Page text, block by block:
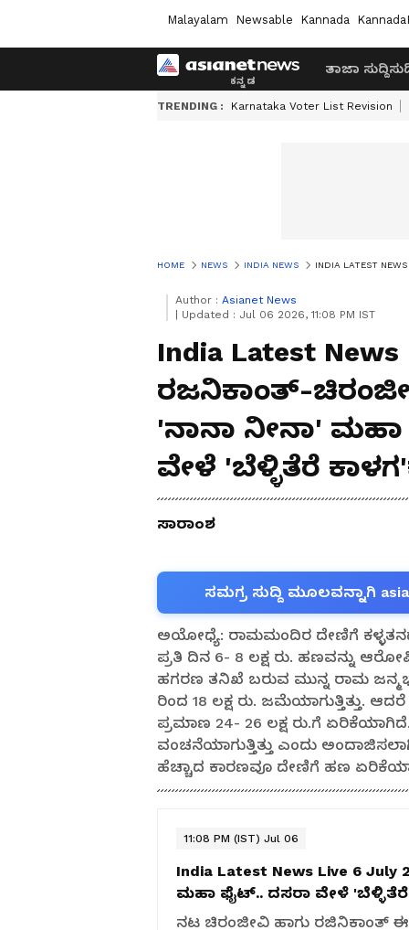
Malayalam Newsable Kannada
ತಾಜಾ ಸುದ್ದಿ
TRENDING : Karnataka Voter List Revision
HOME NEWS INDIA NEWS INDIA LATEST
Author : Asianet News
Updated : Jul 06 2026, 11:08 PM IST
India Latest News
ರಜನಿಕಾಂತ್-
'ನಾನಾ ನೀನಾ'
ವೇಳೆ 'ಬೆಳ್ಳಿತೆರೆ
ಸಾರಾಂಶ
ಸಮಗ್ರ ಸುದ್ದಿ ಮೂಲವನ್ನಾಗಿ
ಅಯೋಧ್ಯೆ: ರಾಮಮಂದಿರ ದೇಣಿಗೆ
ಪ್ರತಿ ದಿನ 6- 8 ಲಕ್ಷ ರು. ಹಣವನ್ನು
ಹಗರಣ ತನಿಖೆ ಬರುವ ಮುನ್ನ ರಾಮ
ರಿಂದ 18 ಲಕ್ಷ ರು.
ಪ್ರಮಾಣ 24- 26 ಲಕ್ಷ ರು.ಗೆ
ವಂಚನೆಯಾಗುತ್ತಿತ್ತು ಎಂದು
ಹೆಚ್ಚಾದ ಕಾರಣವೂ ದೇಣಿಗೆ ಹಣ
11:08 PM (IST) Jul 06
India Latest News Live 6 July
ಮಹಾ ಫೈಟ್.. ದಸರಾ ವೇಳೆ 'ಬೆಳ್ಳಿತೆರೆ
ನಟ ಚಿರಂಜೀವಿ ಹಾಗು ರಜಿನಿಕಾಂತ್